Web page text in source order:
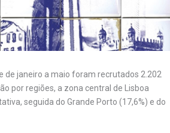
janeiro a maio foram recrutados 2.202
por regiões, a zona central de Lisboa
seguida do Grande Porto (17,6%) e do